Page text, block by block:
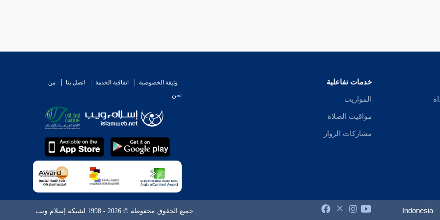
خدمات تفاعلية
المواريث
مواقيت الصلاة
مشاركات الزوار
وثيقة الخصوصية اتفاقية الخدمة اتصل بنا
من
نحن
Indonesia جميع الحقوق محفوظة © 2026 - 1998 لشبكة إسلام ويب